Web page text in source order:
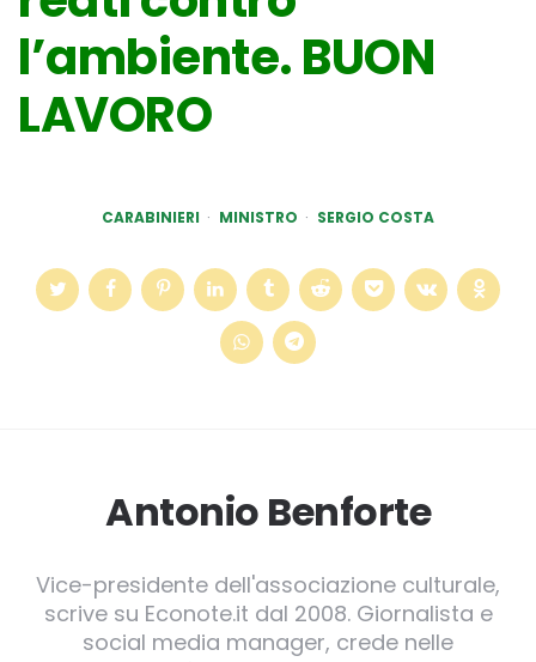
l’ambiente. BUON
LAVORO
CARABINIERI MINISTRO SERGIO COSTA
Antonio Benforte
Vice-presidente dell'associazione culturale,
scrive su Econote.it dal 2008. Giornalista e
social media manager, crede nelle